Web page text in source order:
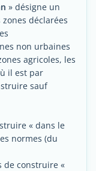
» désigne un
déclarées
non urbaines
agricoles, les
il est par
sauf
« dans le
normes (du
construire «